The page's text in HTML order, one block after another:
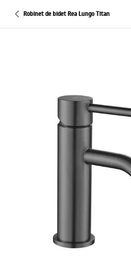
Robinet de bidet Rea Lungo Titan